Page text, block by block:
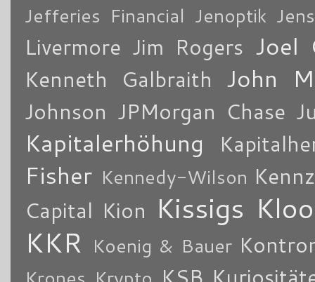
Jefferies Financial Jenoptik
Livermore Jim Rogers Joel
Kenneth Galbraith John
Johnson JPMorgan Chase
Kapitalerhöhung
Fisher Kennedy-Wilson
Capital Kion Kissigs
KKR Koenig & Bauer